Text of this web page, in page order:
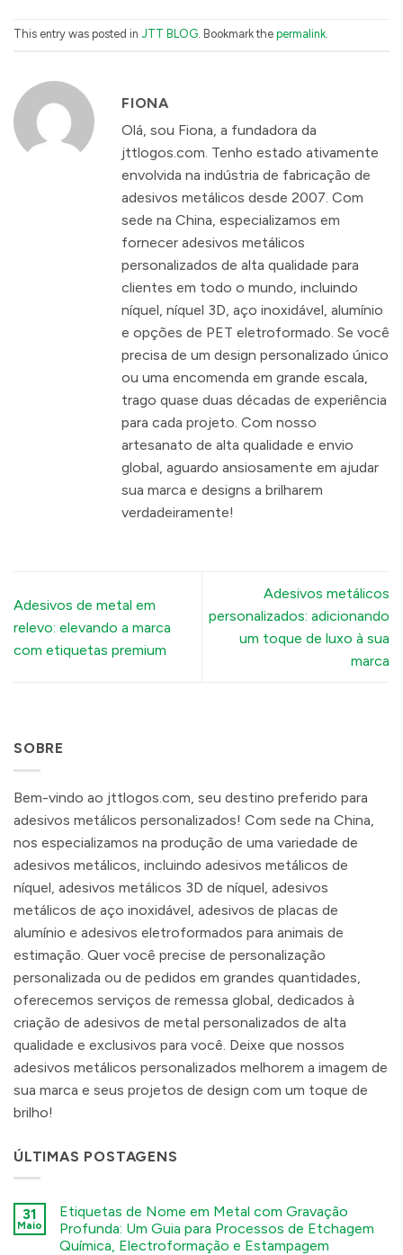
This entry was posted in JTT BLOG. Bookmark the permalink.
FIONA
Olá, sou Fiona, a fundadora da
jttlogos.com. Tenho estado ativamente
envolvida na indústria de fabricação de
adesivos metálicos desde 2007. Com
sede na China, especializamos em
fornecer adesivos metálicos
personalizados de alta qualidade para
clientes em todo o mundo, incluindo
níquel, níquel 3D, aço inoxidável, alumínio
e opções de PET eletroformado. Se você
precisa de um design personalizado único
ou uma encomenda em grande escala,
trago quase duas décadas de experiência
para cada projeto. Com nosso
artesanato de alta qualidade e envio
global, aguardo ansiosamente em ajudar
sua marca e designs a brilharem
verdadeiramente!
Adesivos de metal em
relevo: elevando a marca
com etiquetas premium
Adesivos metálicos
personalizados: adicionando
um toque de luxo à sua
marca
SOBRE
Bem-vindo ao jttlogos.com, seu destino preferido para
adesivos metálicos personalizados! Com sede na China,
nos especializamos na produção de uma variedade de
adesivos metálicos, incluindo adesivos metálicos de
níquel, adesivos metálicos 3D de níquel, adesivos
metálicos de aço inoxidável, adesivos de placas de
alumínio e adesivos eletroformados para animais de
estimação. Quer você precise de personalização
personalizada ou de pedidos em grandes quantidades,
oferecemos serviços de remessa global, dedicados à
criação de adesivos de metal personalizados de alta
qualidade e exclusivos para você. Deixe que nossos
adesivos metálicos personalizados melhorem a imagem de
sua marca e seus projetos de design com um toque de
brilho!
ÚLTIMAS POSTAGENS
31
Maio
Etiquetas de Nome em Metal com Gravação
Profunda: Um Guia para Processos de Etchagem
Química, Electroformação e Estampagem